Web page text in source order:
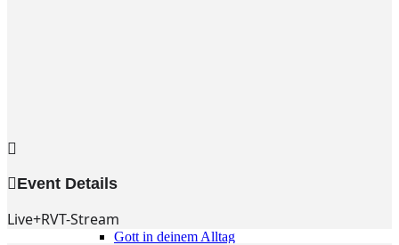
Jugend Home
Kinder/Jungschar
Gott in deinem Alltag
Event Details
Live+RVT-Stream